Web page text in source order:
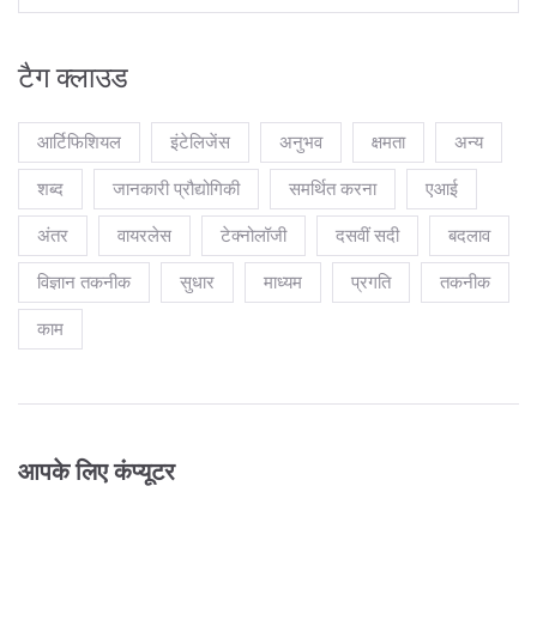
टैग क्लाउड
आर्टिफिशियल इंटेलिजेंस अनुभव क्षमता अन्य
शब्द जानकारी प्रौद्योगिकी समर्थित करना एआई
अंतर वायरलेस टेक्नोलॉजी दसवीं सदी बदलाव
विज्ञान तकनीक सुधार माध्यम प्रगति तकनीक
काम
आपके लिए कंप्यूटर